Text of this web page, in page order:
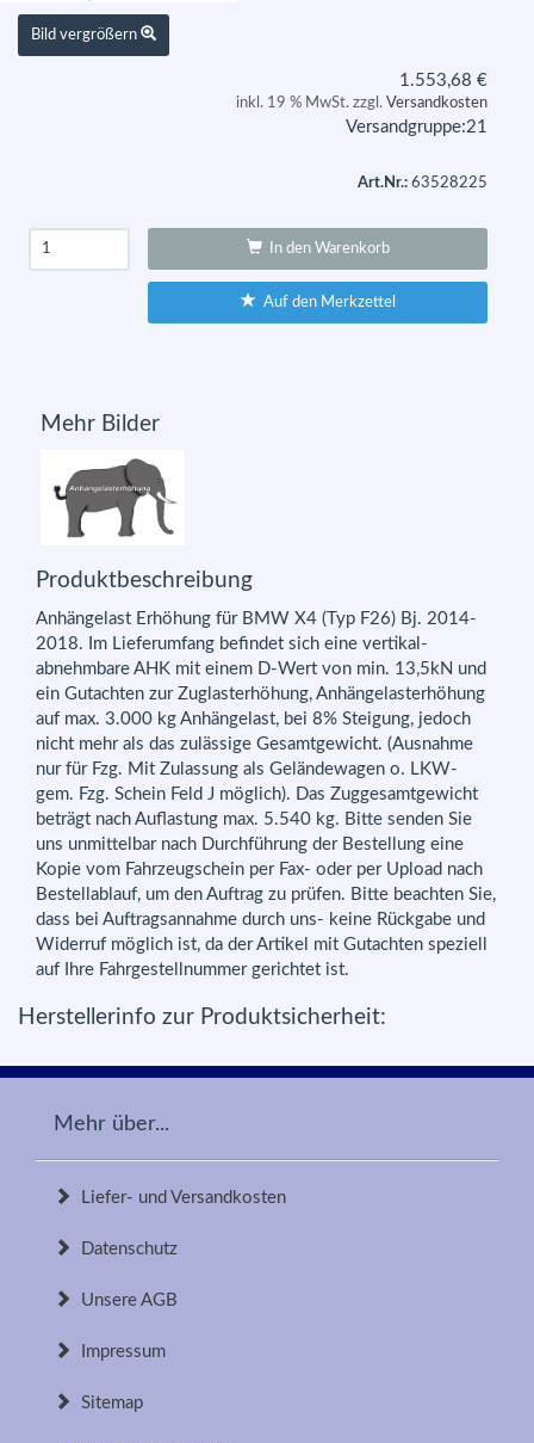
Bild vergrößern
1.553,68 €
inkl. 19 % MwSt. zzgl. Versandkosten
Versandgruppe:21
Art.Nr.: 63528225
In den Warenkorb
Auf den Merkzettel
Mehr Bilder
Produktbeschreibung
Anhängelast Erhöhung für BMW X4 (Typ F26) Bj. 2014-
2018. Im Lieferumfang befindet sich eine vertikal-
abnehmbare AHK mit einem D-Wert von min. 13,5kN und
ein Gutachten zur Zuglasterhöhung, Anhängelasterhöhung
auf max. 3.000 kg Anhängelast, bei 8% Steigung, jedoch
nicht mehr als das zulässige Gesamtgewicht. (Ausnahme
nur für Fzg. Mit Zulassung als Geländewagen o. LKW-
gem. Fzg. Schein Feld J möglich). Das Zuggesamtgewicht
beträgt nach Auflastung max. 5.540 kg. Bitte senden Sie
uns unmittelbar nach Durchführung der Bestellung eine
Kopie vom Fahrzeugschein per Fax- oder per Upload nach
Bestellablauf, um den Auftrag zu prüfen. Bitte beachten Sie,
dass bei Auftragsannahme durch uns- keine Rückgabe und
Widerruf möglich ist, da der Artikel mit Gutachten speziell
auf Ihre Fahrgestellnummer gerichtet ist.
Herstellerinfo zur Produktsicherheit:
Mehr über...
Liefer- und Versandkosten
Datenschutz
Unsere AGB
Impressum
Sitemap